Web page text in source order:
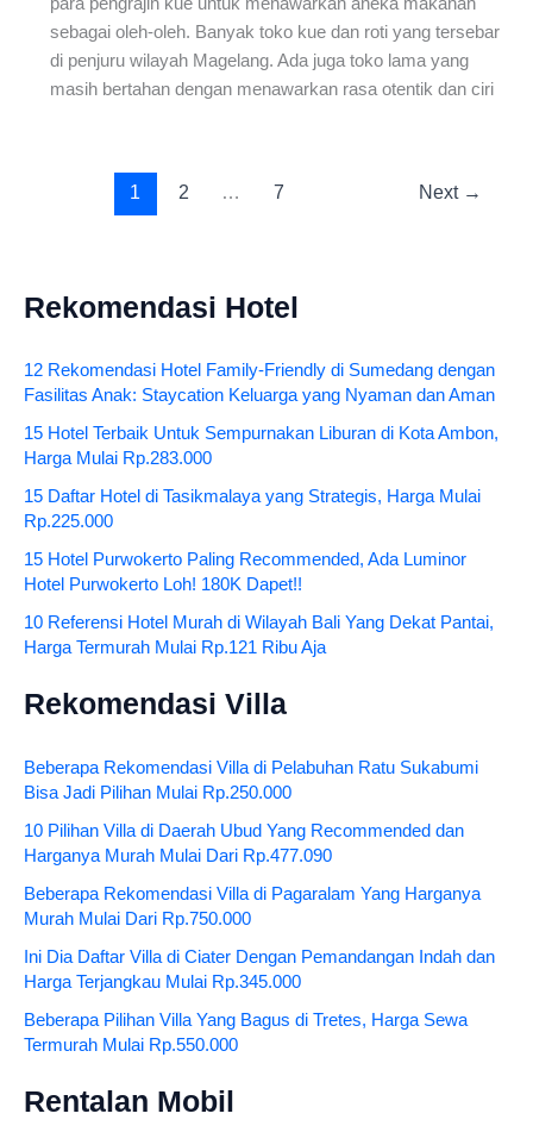
sebagai oleh-oleh. Banyak toko kue dan roti yang tersebar
di penjuru wilayah Magelang. Ada juga toko lama yang
masih bertahan dengan menawarkan rasa otentik dan ciri
1 2 … 7 Next →
Rekomendasi Hotel
12 Rekomendasi Hotel Family-Friendly di Sumedang dengan
Fasilitas Anak: Staycation Keluarga yang Nyaman dan Aman
15 Hotel Terbaik Untuk Sempurnakan Liburan di Kota Ambon,
Harga Mulai Rp.283.000
15 Daftar Hotel di Tasikmalaya yang Strategis, Harga Mulai
Rp.225.000
15 Hotel Purwokerto Paling Recommended, Ada Luminor
Hotel Purwokerto Loh! 180K Dapet!!
10 Referensi Hotel Murah di Wilayah Bali Yang Dekat Pantai,
Harga Termurah Mulai Rp.121 Ribu Aja
Rekomendasi Villa
Beberapa Rekomendasi Villa di Pelabuhan Ratu Sukabumi
Bisa Jadi Pilihan Mulai Rp.250.000
10 Pilihan Villa di Daerah Ubud Yang Recommended dan
Harganya Murah Mulai Dari Rp.477.090
Beberapa Rekomendasi Villa di Pagaralam Yang Harganya
Murah Mulai Dari Rp.750.000
Ini Dia Daftar Villa di Ciater Dengan Pemandangan Indah dan
Harga Terjangkau Mulai Rp.345.000
Beberapa Pilihan Villa Yang Bagus di Tretes, Harga Sewa
Termurah Mulai Rp.550.000
Rentalan Mobil